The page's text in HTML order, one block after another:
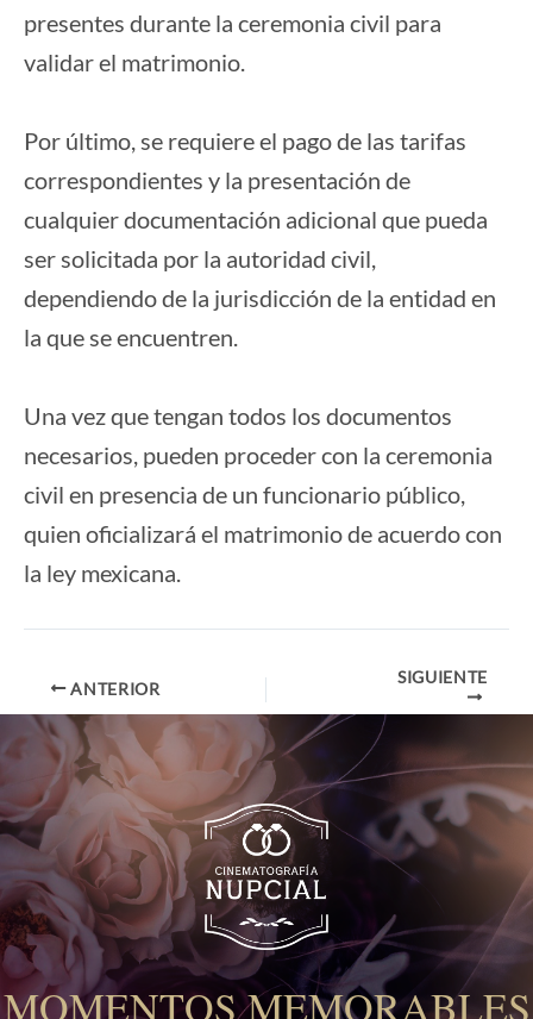
presentes durante la ceremonia civil para
validar el matrimonio.
Por último, se requiere el pago de las tarifas
correspondientes y la presentación de
cualquier documentación adicional que pueda
ser solicitada por la autoridad civil,
dependiendo de la jurisdicción de la entidad en
la que se encuentren.
Una vez que tengan todos los documentos
necesarios, pueden proceder con la ceremonia
civil en presencia de un funcionario público,
quien oficializará el matrimonio de acuerdo con
la ley mexicana.
Navegación
de
entradas
ANTERIOR
SIGUIENTE
MOMENTOS MEMORABLES